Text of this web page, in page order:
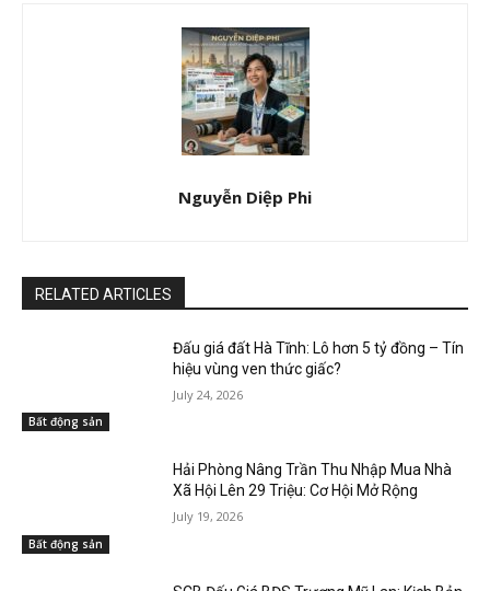
Nguyễn Diệp Phi
RELATED ARTICLES
Bất động sản
Đấu giá đất Hà Tĩnh: Lô hơn 5 tỷ đồng – Tín
hiệu vùng ven thức giấc?
July 24, 2026
Bất động sản
Hải Phòng Nâng Trần Thu Nhập Mua Nhà
Xã Hội Lên 29 Triệu: Cơ Hội Mở Rộng
July 19, 2026